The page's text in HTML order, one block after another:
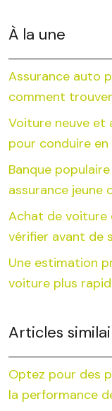
À la une
Assurance auto
comment
Voiture neuve et
pour conduire
Banque
assurance jeune
Achat de voiture
vérifier avant de
Une estimation
voiture plus
Articles
Optez pour des
la performance